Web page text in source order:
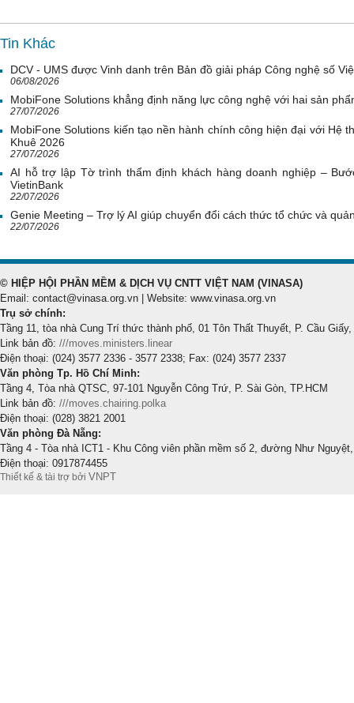
Tin Khác
DCV - UMS được Vinh danh trên Bản đồ giải pháp Công nghệ số
06/08/2026
MobiFone Solutions khẳng định năng lực công nghệ với hai sản
27/07/2026
MobiFone Solutions kiến tạo nền hành chính công hiện đại với Hệ
Khuê 2026
27/07/2026
AI hỗ trợ lập Tờ trình thẩm định khách hàng doanh nghiệp –
VietinBank
22/07/2026
Genie Meeting – Trợ lý AI giúp chuyển đổi cách thức tổ chức và
22/07/2026
© HIỆP HỘI PHẦN MỀM & DỊCH VỤ CNTT VIỆT NAM (VINASA)
Email: contact@vinasa.org.vn | Website: www.vinasa.org.vn
Trụ sở chính:
Tầng 11, tòa nhà Cung Trí thức thành phố, 01 Tôn Thất Thuyết, P. Cầu Giấy,
Link bản đồ: ///moves.ministers.linear
Điện thoại: (024) 3577 2336 - 3577 2338; Fax: (024) 3577 2337
Văn phòng Tp. Hồ Chí Minh:
Tầng 4, Tòa nhà QTSC, 97-101 Nguyễn Công Trứ, P. Sài Gòn, TP.HCM
Link bản đồ: ///moves.chairing.polka
Điện thoại: (028) 3821 2001
Văn phòng Đà Nẵng:
Tầng 4 - Tòa nhà ICT1 - Khu Công viên phần mềm số 2, đường Như
Điện thoại: 0917874455
Thiết kế & tài trợ bởi VNPT